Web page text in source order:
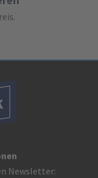
Newsletter: